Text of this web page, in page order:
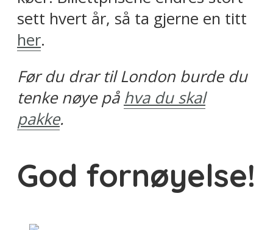
sett hvert år, så ta gjerne en titt
her.
Før du drar til London burde du
tenke nøye på hva du skal
pakke.
God fornøyelse!